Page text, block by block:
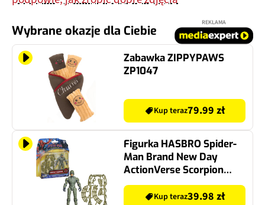
Wybrane okazje dla Ciebie
REKLAMA
Zabawka ZIPPYPAWS
ZP1047
Kup teraz79.99 zł
Figurka HASBRO Spider-
Man Brand New Day
ActionVerse Scorpion
G33975X0
Kup teraz39.98 zł